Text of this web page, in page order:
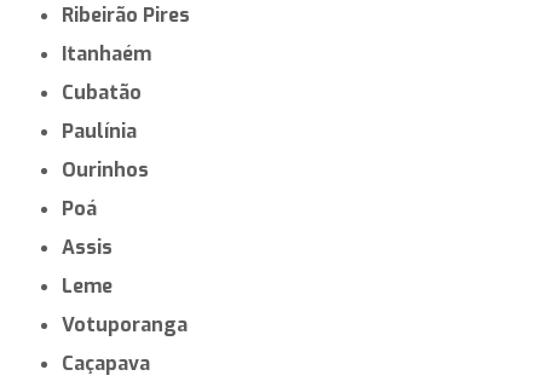
Ribeirão Pires
Itanhaém
Cubatão
Paulínia
Ourinhos
Poá
Assis
Leme
Votuporanga
Caçapava